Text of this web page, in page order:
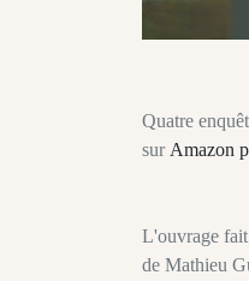
Quatre
sur Amazon
L'ouvrage
de Mathieu